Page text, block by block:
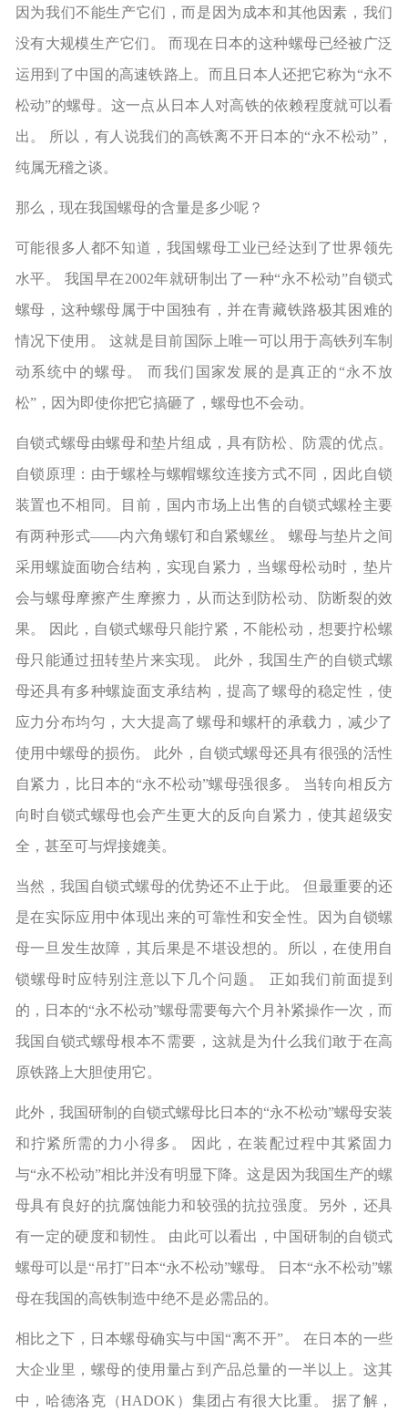
因为我们不能生产它们，而是因为成本和其他因素，我们
没有大规模生产它们。 而现在日本的这种螺母已经被广泛
运用到了中国的高速铁路上。而且日本人还把它称为“永不
松动”的螺母。这一点从日本人对高铁的依赖程度就可以看
出。 所以，有人说我们的高铁离不开日本的“永不松动”，
纯属无稽之谈。
那么，现在我国螺母的含量是多少呢？
可能很多人都不知道，我国螺母工业已经达到了世界领先
水平。 我国早在2002年就研制出了一种“永不松动”自锁式
螺母，这种螺母属于中国独有，并在青藏铁路极其困难的
情况下使用。 这就是目前国际上唯一可以用于高铁列车制
动系统中的螺母。 而我们国家发展的是真正的“永不放
松”，因为即使你把它搞砸了，螺母也不会动。
自锁式螺母由螺母和垫片组成，具有防松、防震的优点。
自锁原理：由于螺栓与螺帽螺纹连接方式不同，因此自锁
装置也不相同。目前，国内市场上出售的自锁式螺栓主要
有两种形式——内六角螺钉和自紧螺丝。 螺母与垫片之间
采用螺旋面吻合结构，实现自紧力，当螺母松动时，垫片
会与螺母摩擦产生摩擦力，从而达到防松动、防断裂的效
果。 因此，自锁式螺母只能拧紧，不能松动，想要拧松螺
母只能通过扭转垫片来实现。 此外，我国生产的自锁式螺
母还具有多种螺旋面支承结构，提高了螺母的稳定性，使
应力分布均匀，大大提高了螺母和螺杆的承载力，减少了
使用中螺母的损伤。 此外，自锁式螺母还具有很强的活性
自紧力，比日本的“永不松动”螺母强很多。 当转向相反方
向时自锁式螺母也会产生更大的反向自紧力，使其超级安
全，甚至可与焊接媲美。
当然，我国自锁式螺母的优势还不止于此。 但最重要的还
是在实际应用中体现出来的可靠性和安全性。因为自锁螺
母一旦发生故障，其后果是不堪设想的。所以，在使用自
锁螺母时应特别注意以下几个问题。 正如我们前面提到
的，日本的“永不松动”螺母需要每六个月补紧操作一次，而
我国自锁式螺母根本不需要，这就是为什么我们敢于在高
原铁路上大胆使用它。
此外，我国研制的自锁式螺母比日本的“永不松动”螺母安装
和拧紧所需的力小得多。 因此，在装配过程中其紧固力
与“永不松动”相比并没有明显下降。这是因为我国生产的螺
母具有良好的抗腐蚀能力和较强的抗拉强度。另外，还具
有一定的硬度和韧性。 由此可以看出，中国研制的自锁式
螺母可以是“吊打”日本“永不松动”螺母。 日本“永不松动”螺
母在我国的高铁制造中绝不是必需品的。
相比之下，日本螺母确实与中国“离不开”。 在日本的一些
大企业里，螺母的使用量占到产品总量的一半以上。这其
中，哈德洛克（HADOK）集团占有很大比重。 据了解，